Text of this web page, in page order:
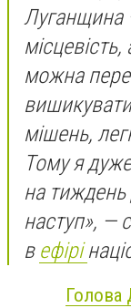
Луганщина
можна
мішень,
Тому я
на
наступ», —
в ефірі